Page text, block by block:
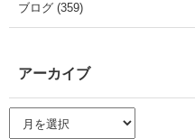
ブログ (359)
アーカイブ
ー